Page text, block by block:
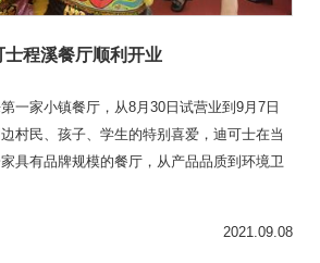
程溪餐厅顺利开业
一家小镇餐厅，从8月30日试营业到9月7日
村民、孩子、学生的特别喜爱，迪可士在当
具有品牌规模的餐厅，从产品品质到环境卫
2021.09.08